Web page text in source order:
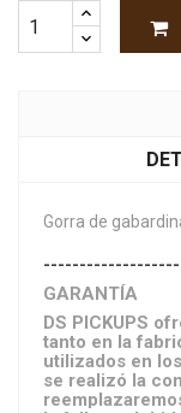
Gorra de
GARANTÍA
DS PICKUPS
tanto en la
utilizados en
se realizó la